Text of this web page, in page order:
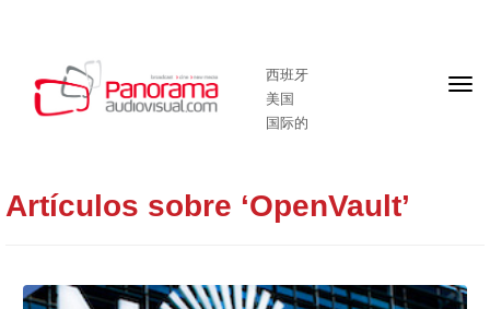
西班牙
美国
国际的
头
Artículos sobre ‘OpenVault’